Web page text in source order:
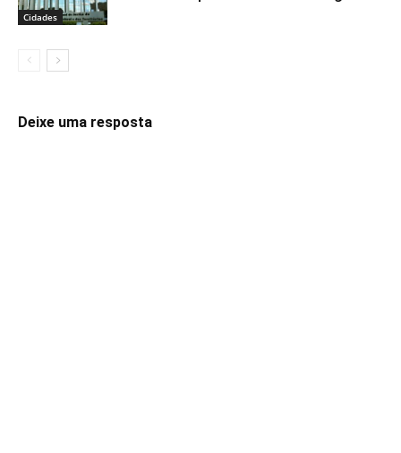
Cidades
Deixe uma resposta